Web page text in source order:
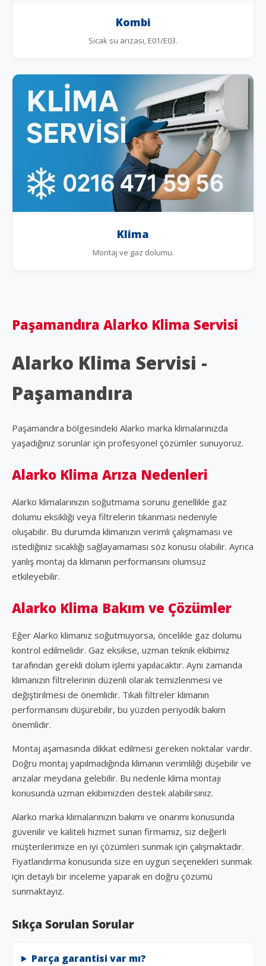
Kombi
Sıcak su arızası, E01/E03.
Klima
Montaj ve gaz dolumu.
Paşamandıra Alarko Klima Servisi
Alarko Klima Servisi -
Paşamandıra
Paşamandıra bölgesindeki Alarko marka klimalarınızda
yaşadığınız sorunlar için profesyonel çözümler sunuyoruz.
Alarko Klima Arıza Nedenleri
Alarko klimalarınızın soğutmama sorunu genellikle gaz
dolumu eksikliği veya filtrelerin tıkanması nedeniyle
oluşabilir. Bu durumda klimanızın verimli çalışmaması ve
istediğiniz sıcaklığı sağlayamaması söz konusu olabilir. Ayrıca
yanlış montaj da klimanın performansını olumsuz
etkileyebilir.
Alarko Klima Bakım ve Çözümler
Eğer Alarko klimanız soğutmuyorsa, öncelikle gaz dolumu
kontrol edilmelidir. Gaz eksikse, uzman teknik ekibimiz
tarafından gerekli dolum işlemi yapılacaktır. Aynı zamanda
klimanızın filtrelerinin düzenli olarak temizlenmesi ve
değiştirilmesi de önemlidir. Tıkalı filtreler klimanın
performansını düşürebilir, bu yüzden periyodik bakım
önemlidir.
Montaj aşamasında dikkat edilmesi gereken noktalar vardır.
Doğru montaj yapılmadığında klimanın verimliliği düşebilir ve
arızalar meydana gelebilir. Bu nedenle klima montajı
konusunda uzman ekibimizden destek alabilirsiniz.
Alarko marka klimalarınızın bakımı ve onarımı konusunda
güvenilir ve kaliteli hizmet sunan firmamız, siz değerli
müşterilerimize en iyi çözümleri sunmak için çalışmaktadır.
Fiyatlandırma konusunda size en uygun seçenekleri sunmak
için detaylı bir inceleme yaparak en doğru çözümü
sunmaktayız.
Sıkça Sorulan Sorular
Parça garantisi var mı?